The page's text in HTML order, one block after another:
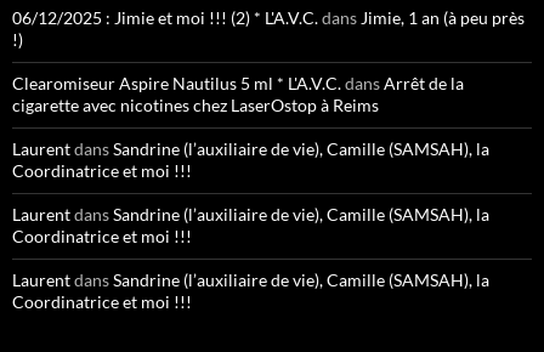
06/12/2025 : Jimie et moi !!! (2) * L'A.V.C.dans Jimie, 1 an (à peu près
!)
Clearomiseur Aspire Nautilus 5 ml * L'A.V.C.dansArrêt de la
cigarette avec nicotines chez LaserOstop à Reims
LaurentdansSandrine (l’auxiliaire de vie), Camille (SAMSAH), la
Coordinatrice et moi !!!
LaurentdansSandrine (l’auxiliaire de vie), Camille (SAMSAH), la
Coordinatrice et moi !!!
LaurentdansSandrine (l’auxiliaire de vie), Camille (SAMSAH), la
Coordinatrice et moi !!!